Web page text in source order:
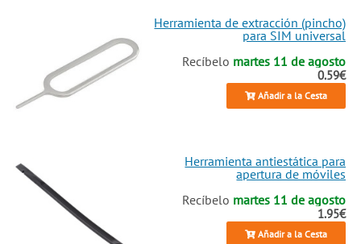
Herramienta de extracción (pincho)
para SIM universal
Recíbelo martes 11 de agosto
0.59€
Añadir a la Cesta
Herramienta antiestática para
apertura de móviles
Recíbelo martes 11 de agosto
1.95€
Añadir a la Cesta